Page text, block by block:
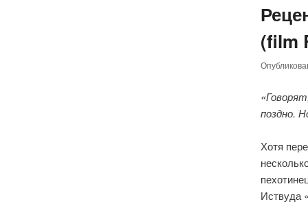
(film
поздно.
Хотя
Иствуда